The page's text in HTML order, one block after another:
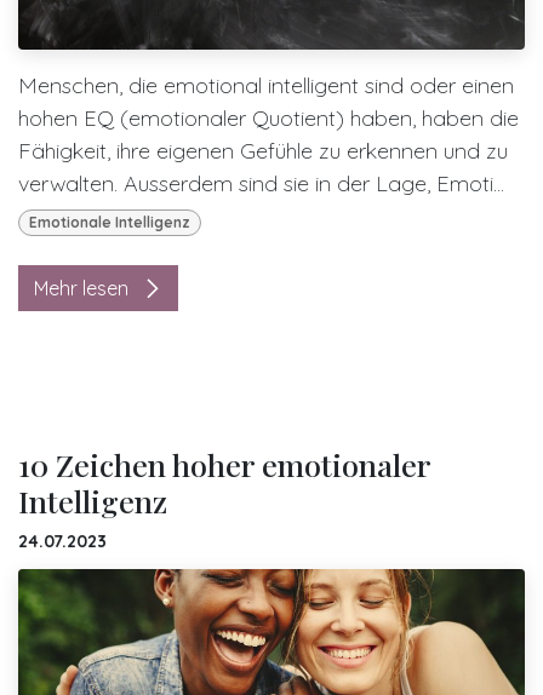
Menschen, die emotional intelligent sind oder einen
hohen EQ (emotionaler Quotient) haben, haben die
Fähigkeit, ihre eigenen Gefühle zu erkennen und zu
verwalten. Ausserdem sind sie in der Lage, Emoti...
Emotionale Intelligenz
Mehr lesen
10 Zeichen hoher emotionaler
Intelligenz
24.07.2023